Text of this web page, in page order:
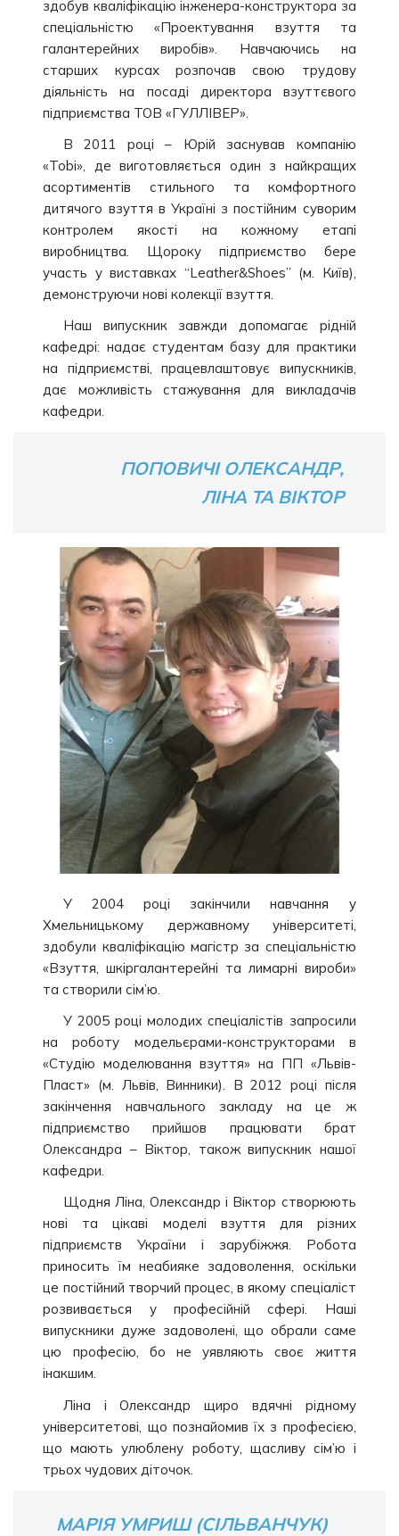
здобув кваліфікацію інженера-конструктора за
спеціальністю «Проектування взуття та
галантерейних виробів». Навчаючись на
старших курсах розпочав свою трудову
діяльність на посаді директора взуттєвого
підприємства ТОВ «ГУЛЛІВЕР».
В 2011 році – Юрій заснував компанію
«Tobi», де виготовляється один з найкращих
асортиментів стильного та комфортного
дитячого взуття в Україні з постійним суворим
контролем якості на кожному етапі
виробництва. Щороку підприємство бере
участь у виставках “Leather&Shoes” (м. Київ),
демонструючи нові колекції взуття.
Наш випускник завжди допомагає рідній
кафедрі: надає студентам базу для практики
на підприємстві, працевлаштовує випускників,
дає можливість стажування для викладачів
кафедри.
ПОПОВИЧІ ОЛЕКСАНДР,
ЛІНА ТА ВІКТОР
У 2004 році закінчили навчання у
Хмельницькому державному університеті,
здобули кваліфікацію магістр за спеціальністю
«Взуття, шкіргалантерейні та лимарні вироби»
та створили сім’ю.
У 2005 році молодих спеціалістів запросили
на роботу модельєрами-конструкторами в
«Студію моделювання взуття» на ПП «Львів-
Пласт» (м. Львів, Винники). В 2012 році після
закінчення навчального закладу на це ж
підприємство прийшов працювати брат
Олександра – Віктор, також випускник нашої
кафедри.
Щодня Ліна, Олександр і Віктор створюють
нові та цікаві моделі взуття для різних
підприємств України і зарубіжжя. Робота
приносить їм неабияке задоволення, оскільки
це постійний творчий процес, в якому спеціаліст
розвивається у професійній сфері. Наші
випускники дуже задоволені, що обрали саме
цю професію, бо не уявляють своє життя
інакшим.
Ліна і Олександр щиро вдячні рідному
університетові, що познайомив їх з професією,
що мають улюблену роботу, щасливу сім’ю і
трьох чудових діточок.
МАРІЯ УМРИШ (СІЛЬВАНЧУК)